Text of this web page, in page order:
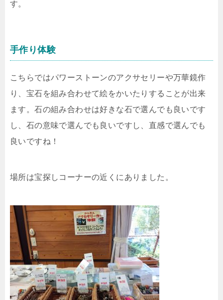
す。
手作り体験
こちらではパワーストーンのアクサセリーや万華鏡作
り、宝石を組み合わせて絵をかいたりすることが出来
ます。石の組み合わせは好きな石で選んでも良いです
し、石の意味で選んでも良いですし、直感で選んでも
良いですね！
場所は宝探しコーナーの近くにありました。